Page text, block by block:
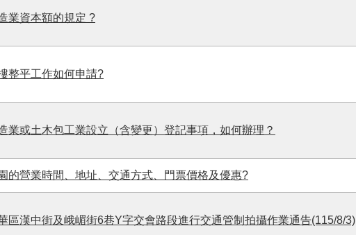
業資本額的規定 ?
整平工作如何申請?
業或土木包工業設立（含變更）登記事項，如何辦理？
的營業時間、地址、交通方式、門票價格及優惠?
區漢中街及峨嵋街6巷Y字交會路段進行交通管制拍攝作業通告(115/8/3)